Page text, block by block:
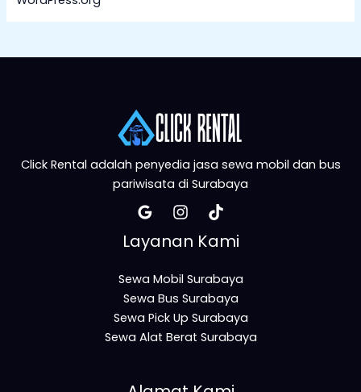
Click Rental adalah penyedia jasa sewa mobil dan bus
pariwisata di Surabaya
Layanan Kami
Sewa Mobil Surabaya
Sewa Bus Surabaya
Sewa Pick Up Surabaya
Sewa Alat Berat Surabaya